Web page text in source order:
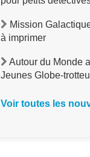
Mission
à imprimer
Autour du Monde
Jeunes Globe-
Voir toutes les